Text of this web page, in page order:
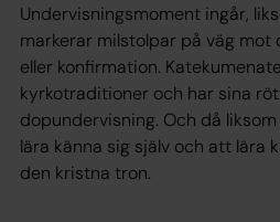
Undervisningsmoment ingår,
markerar milstolpar på väg mot
eller konfirmation.
kyrkotraditioner och har sina
dopundervisning. Och då
lära känna sig själv och att lära
den kristna tron.